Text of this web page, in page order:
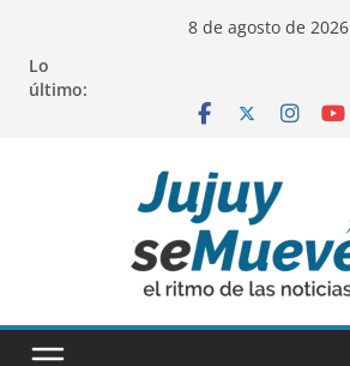
contenido
8 de agosto de 2026
Lo
último: